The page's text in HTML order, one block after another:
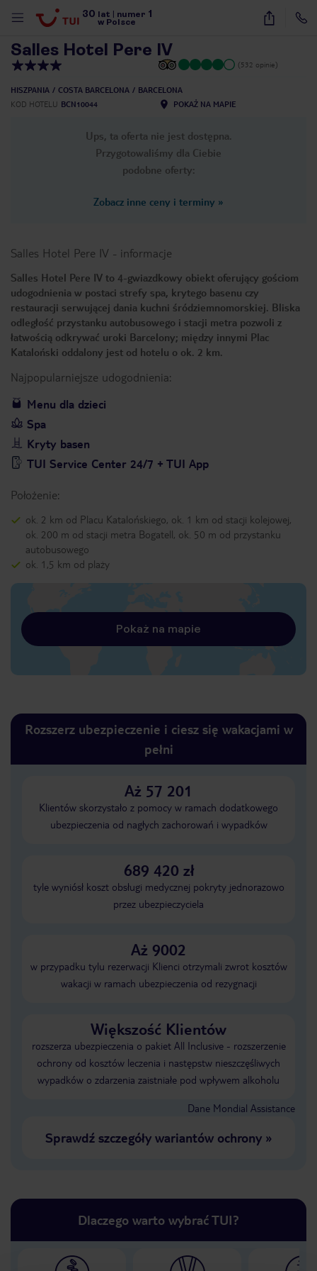
30 lat numer 1
w Polsce
26
Salles Hotel Pere IV
(532 opinie)
HISZPANIA COSTA BARCELONA
BARCELONA
KOD HOTELU BCN10044 POKAŻ NA MAPIE
Ups, ta oferta nie jest dostępna.
Przygotowaliśmy dla Ciebie
podobne oferty:
Zobacz inne ceny i terminy »
Salles Hotel Pere IV - informacje
Salles Hotel Pere IV to 4-gwiazdkowy obiekt oferujący gościom
udogodnienia w postaci strefy spa, krytego basenu czy
restauracji serwującej dania kuchni śródziemnomorskiej. Bliska
odległość przystanku autobusowego i stacji metra pozwoli z
łatwością odkrywać uroki Barcelony; między innymi Plac
Kataloński oddalony jest od hotelu o ok. 2 km.
Najpopularniejsze udogodnienia:
Menu dla dzieci
Spa
Kryty basen
TUI Service Center 24/7 + TUI App
Położenie:
ok. 2 km od Placu Katalońskiego, ok. 1 km od stacji kolejowej,
ok. 200 m od stacji metra Bogatell, ok. 50 m od przystanku
autobusowego
ok. 1,5 km od plaży
Pokaż na mapie
Rozszerz ubezpieczenie i ciesz się wakacjami w
pełni
Aż 57 201
Klientów skorzystało z pomocy w ramach dodatkowego
ubezpieczenia od nagłych zachorowań i wypadków
689 420 zł
tyle wyniósł koszt obsługi medycznej pokryty jednorazowo
przez ubezpieczyciela
Aż 9002
w przypadku tylu rezerwacji Klienci otrzymali zwrot kosztów
wakacji w ramach ubezpieczenia od rezygnacji
Większość Klientów
rozszerza ubezpieczenia o pakiet All Inclusive - rozszerzenie
ochrony od kosztów leczenia i następstw nieszczęśliwych
wypadków o zdarzenia zaistniałe pod wpływem alkoholu
Dane Mondial Assistance
Sprawdź szczegóły wariantów ochrony»
Dlaczego warto wybrać TUI?